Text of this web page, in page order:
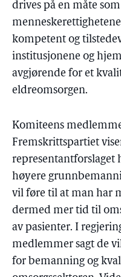
drives på en måte
kompetent og
institusjonene og
avgjørende for et
eldreomsorgen.
Komiteens
Fremskrittspartiet
representantforslaget
høyere
vil føre til at man har
dermed mer tid til
av pasienter. I
medlemmer sagt de
for bemanning og